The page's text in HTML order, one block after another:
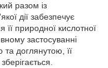
разом із
дії забезпечує
природної кислотної
застосуванні
доглянутою, її